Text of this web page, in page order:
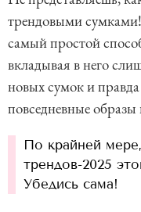
трендовыми
самый простой
вкладывая в него
новых сумок и
повседневные образы
По крайней
трендов-2025
Убедись сама!